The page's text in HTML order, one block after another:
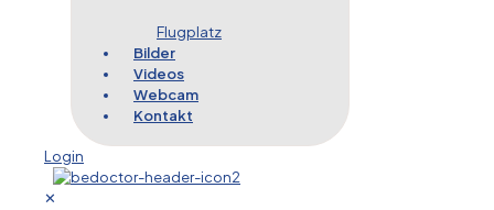
Flugplatz
Bilder
Videos
Webcam
Kontakt
Login
✕